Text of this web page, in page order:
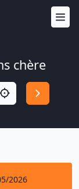
chère
2026